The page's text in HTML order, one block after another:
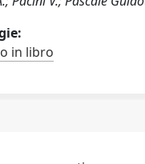
in libro